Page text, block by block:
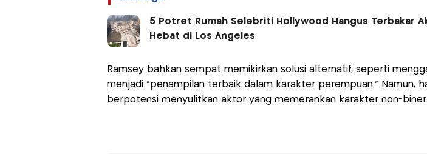
5 Potret Rumah Selebriti Hollywood Hangus Terbakar
Hebat di Los Angeles
Ramsey bahkan sempat memikirkan solusi alternatif, seperti
menjadi “penampilan terbaik dalam karakter perempuan.” Namun,
berpotensi menyulitkan aktor yang memerankan karakter non-